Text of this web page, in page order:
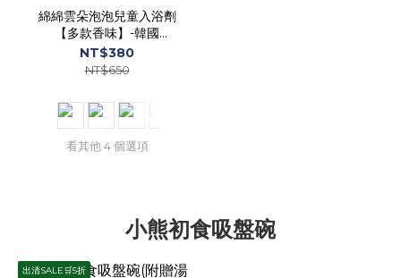
綿綿雲朵泡泡兒童入浴劑
【多款香味】-韓國
MISSPLUS植萃系入浴劑
NT$380
NT$650
看其他 4 個選項
小熊初食吸盤碗
出清SALE🛒5折